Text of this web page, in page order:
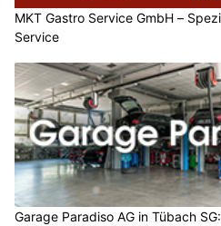
MKT Gastro Service GmbH –
Service
Garage Paradiso AG in Tübach